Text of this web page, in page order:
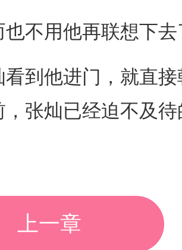
用他再联想下去
他进门，就直接
，张灿已经迫不及
上一章